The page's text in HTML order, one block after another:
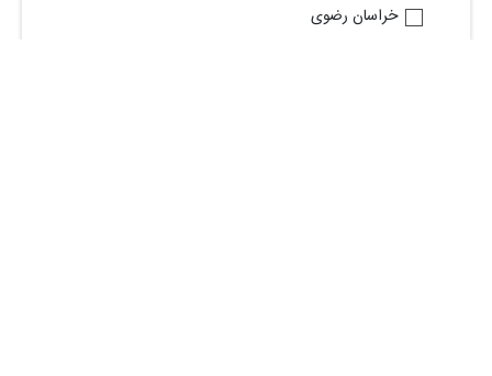
خراسان رضوی